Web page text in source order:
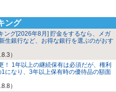
ング
ング[2026年8月] 貯金をするなら、メガ
生銀行など、お得な銀行を選ぶのがおす
）
！ 1年以上の継続保有は必須だが、権利
になり、3年以上保有時の優待品の額面
）